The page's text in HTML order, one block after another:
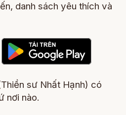
danh sách yêu thích và
sư Nhất Hạnh) có
nơi nào.